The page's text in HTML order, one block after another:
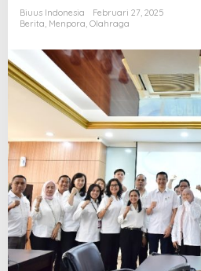
o
a
b
r
a
s
,
S
e
b
a
r
k
Biuus Indonesia
Februari 27, 2025
Berita, Menpora, Olahraga